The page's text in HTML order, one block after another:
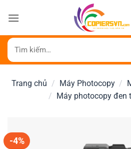
qua
dung
Tìm
kiếm:
Trang chủ / Máy Photocopy /
/ Máy photocopy đen
-4%